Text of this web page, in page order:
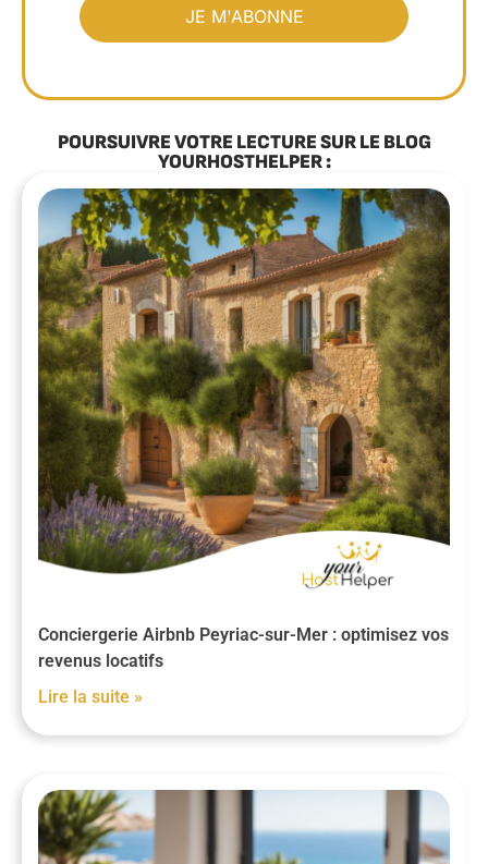
POURSUIVRE VOTRE LECTURE SUR LE BLOG
YOURHOSTHELPER :
Conciergerie Airbnb Peyriac-sur-Mer : optimisez vos
revenus locatifs
Lire la suite »